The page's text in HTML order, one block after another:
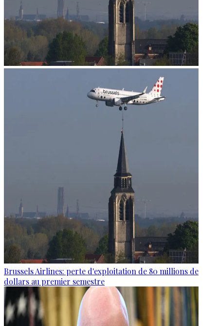
Brussels Airlines: perte d'exploitation de 80 millions de
dollars au premier semestre